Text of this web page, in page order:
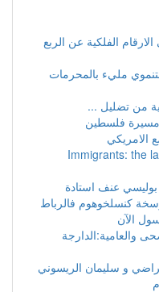
الفلكية عن الربع
مليء بالمحرمات
من تضليل ...
فلسطين
Immigrants:
عنف استادة
كنسلخوهوم فالرباط
الآن
والعامية:الدارجة
و سليمان الريسوني